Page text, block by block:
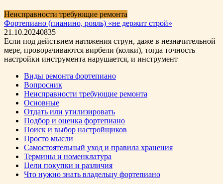
Неисправности требующие ремонта
Фортепиано (пианино, рояль) «не держит строй»
21.10.20240835
Если под действием натяжения струн, даже в незначительной
мере, проворачиваются вирбели (колки), тогда точность
настройки инструмента нарушается, и инструмент
Виды ремонта фортепиано
Вопросник
Неисправности требующие ремонта
Основные
Отдать или утилизировать
Подбор и оценка фортепиано
Поиск и выбор настройщиков
Просто мысли
Самостоятельный уход и правила хранения
Термины и номенклатура
Цели покупки и различия
Что нужно знать владельцу фортепиано